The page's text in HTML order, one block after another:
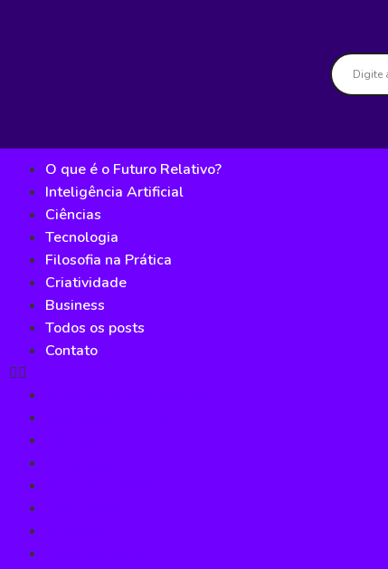
O que é o Futuro Relativo?
Inteligência Artificial
Ciências
Tecnologia
Filosofia na Prática
Criatividade
Business
Todos os posts
Contato